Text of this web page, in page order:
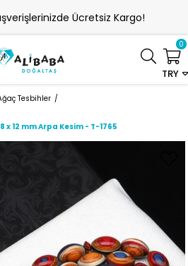
Ücretsiz Kargo!
TRY
0
Tesbihler
x 12 mm Arpa Kesim - T-1765